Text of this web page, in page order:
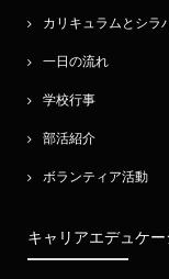
カリキュラムとシラ
一日の流れ
学校行事
部活紹介
ボランティア活動
キャリアエデュケー